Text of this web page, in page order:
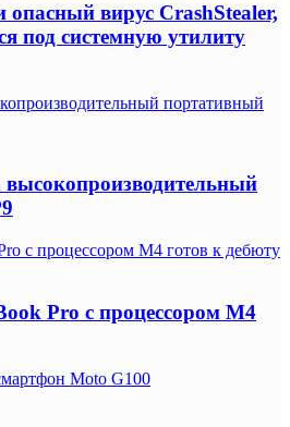
вирус CrashStealer,
под системную утилиту
портативный
высокопроизводительный
с процессором M4 готов к дебюту
Pro с процессором M4
Moto G100